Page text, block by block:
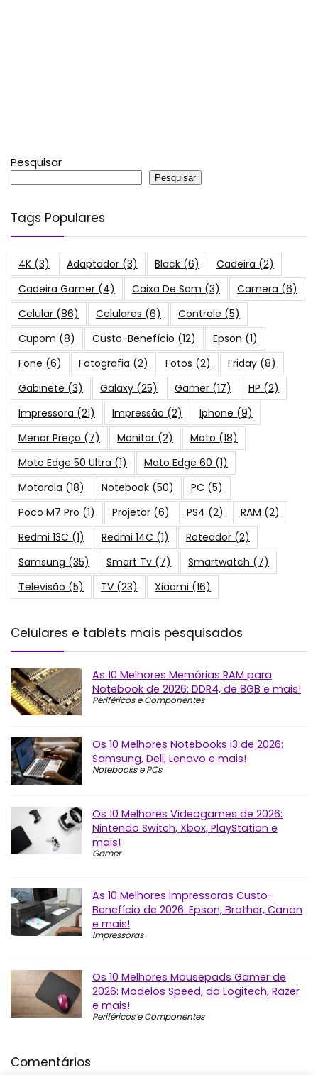
Pesquisar
Pesquisar
Tags Populares
4K (3) Adaptador (3) Black (6) Cadeira (2)
Cadeira Gamer (4) Caixa De Som (3) Camera (6)
Celular (86) Celulares (6) Controle (5)
Cupom (8) Custo-Benefício (12) Epson (1)
Fone (6) Fotografia (2) Fotos (2) Friday (8)
Gabinete (3) Galaxy (25) Gamer (17) HP (2)
Impressora (21) Impressão (2) Iphone (9)
Menor Preço (7) Monitor (2) Moto (18)
Moto Edge 50 Ultra (1) Moto Edge 60 (1)
Motorola (18) Notebook (50) PC (5)
Poco M7 Pro (1) Projetor (6) PS4 (2) RAM (2)
Redmi 13C (1) Redmi 14C (1) Roteador (2)
Samsung (35) Smart Tv (7) Smartwatch (7)
Televisão (5) TV (23) Xiaomi (16)
Celulares e tablets mais pesquisados
As 10 Melhores Memórias RAM para
Notebook de 2026: DDR4, de 8GB e mais!
Periféricos e Componentes
Os 10 Melhores Notebooks i3 de 2026:
Samsung, Dell, Lenovo e mais!
Notebooks e PCs
Os 10 Melhores Videogames de 2026:
Nintendo Switch, Xbox, PlayStation e
mais!
Gamer
As 10 Melhores Impressoras Custo-
Benefício de 2026: Epson, Brother, Canon
e mais!
Impressoras
Os 10 Melhores Mousepads Gamer de
2026: Modelos Speed, da Logitech, Razer
e mais!
Periféricos e Componentes
Comentários